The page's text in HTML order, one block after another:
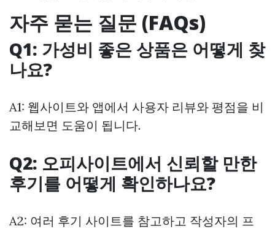
자주 묻는 질문 (FAQs)
Q1: 가성비 좋은 상품은 어떻게 찾
나요?
A1: 웹사이트와 앱에서 사용자 리뷰와 평점을 비
교해보면 도움이 됩니다.
Q2: 오피사이트에서 신뢰할 만한
후기를 어떻게 확인하나요?
A2: 여러 후기 사이트를 참고하고 작성자의 프